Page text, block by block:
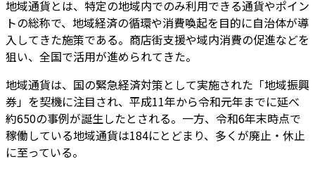
地域通貨とは、特定の地域内でのみ利用できる通貨やポイン
トの総称で、地域経済の循環や消費喚起を目的に自治体が導
入してきた施策である。商店街支援や域内消費の促進などを
狙い、全国で活用が進められてきた。
地域通貨は、国の緊急経済対策として実施された「地域振興
券」を契機に注目され、 平成11年から令和元年までに延べ
約650の事例が誕生したとされる。一方、 令和6年末時点で
稼働している地域通貨は184にとどまり、多くが廃止・休止
に至っている。